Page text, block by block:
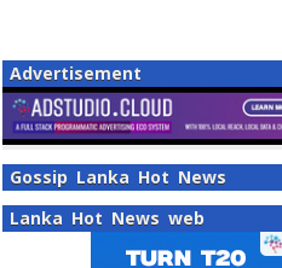
Advertisement
Gossip Lanka Hot News
Lanka Hot News web